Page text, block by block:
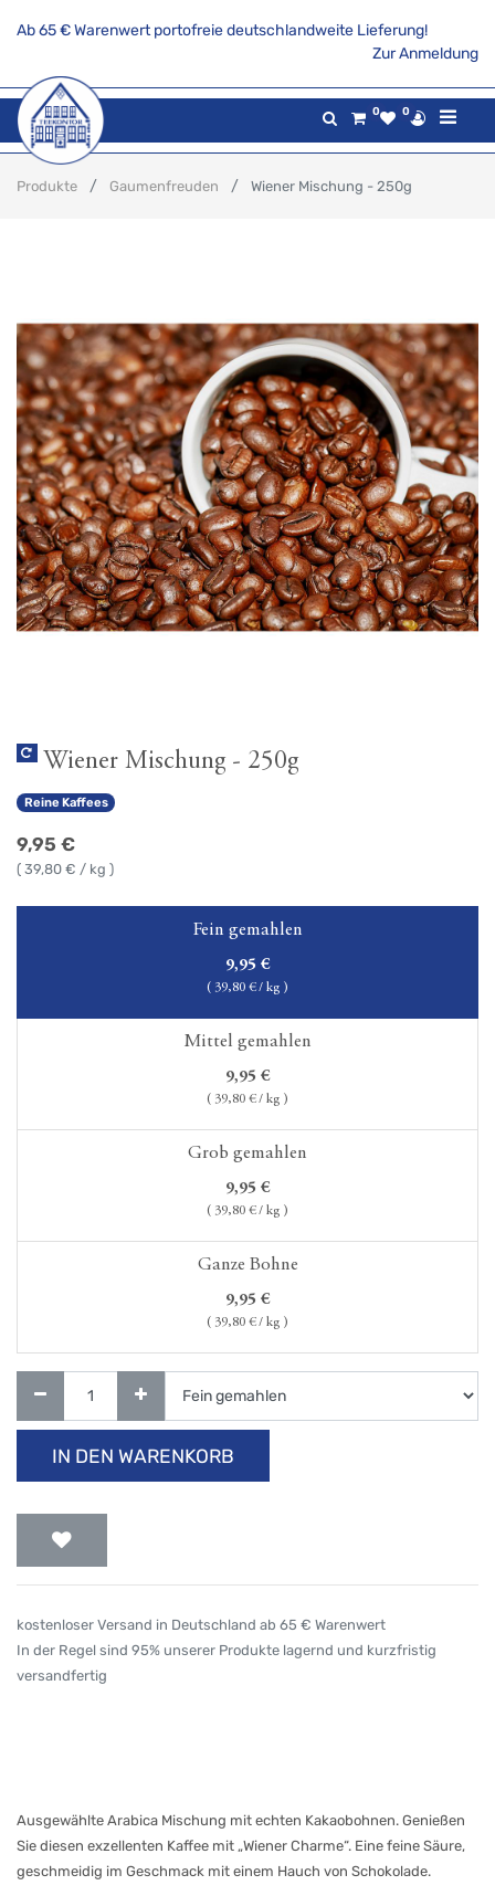
Ab 65 € Warenwert portofreie deutschlandweite Lieferung!
Zur Anmeldung
0 0
Produkte Gaumenfreuden Wiener Mischung - 250g
Wiener Mischung - 250g
Reine Kaffees
9,95 €
( 39,80 € / kg )
Fein gemahlen
9,95 €
( 39,80 € / kg )
Mittel gemahlen
9,95 €
( 39,80 € / kg )
Grob gemahlen
9,95 €
( 39,80 € / kg )
Ganze Bohne
9,95 €
( 39,80 € / kg )
IN DEN WARENKORB
kostenloser Versand in Deutschland ab 65 € Warenwert
In der Regel sind 95% unserer Produkte lagernd und kurzfristig
versandfertig
Ausgewählte Arabica Mischung mit echten Kakaobohnen. Genießen
Sie diesen exzellenten Kaffee mit „Wiener Charme“. Eine feine Säure,
geschmeidig im Geschmack mit einem Hauch von Schokolade.